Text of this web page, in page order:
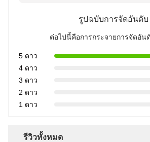
รูปฉบับการจัดอันดับ
ต่อไปนี้คือการกระจายการจัดอัน
5 ดาว
4 ดาว
3 ดาว
2 ดาว
1 ดาว
รีวิวทั้งหมด